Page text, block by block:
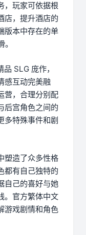
，玩家可依据根
店，提升酒店的
版本中存在的单
SLG 庞作，
感互动完美融
营，合理分别配
后宫角色之间的
多特殊事件和剧
塑造了众多性格
都有自己独特的
自己的喜好与她
。官方繁体中文
游戏剧情和角色